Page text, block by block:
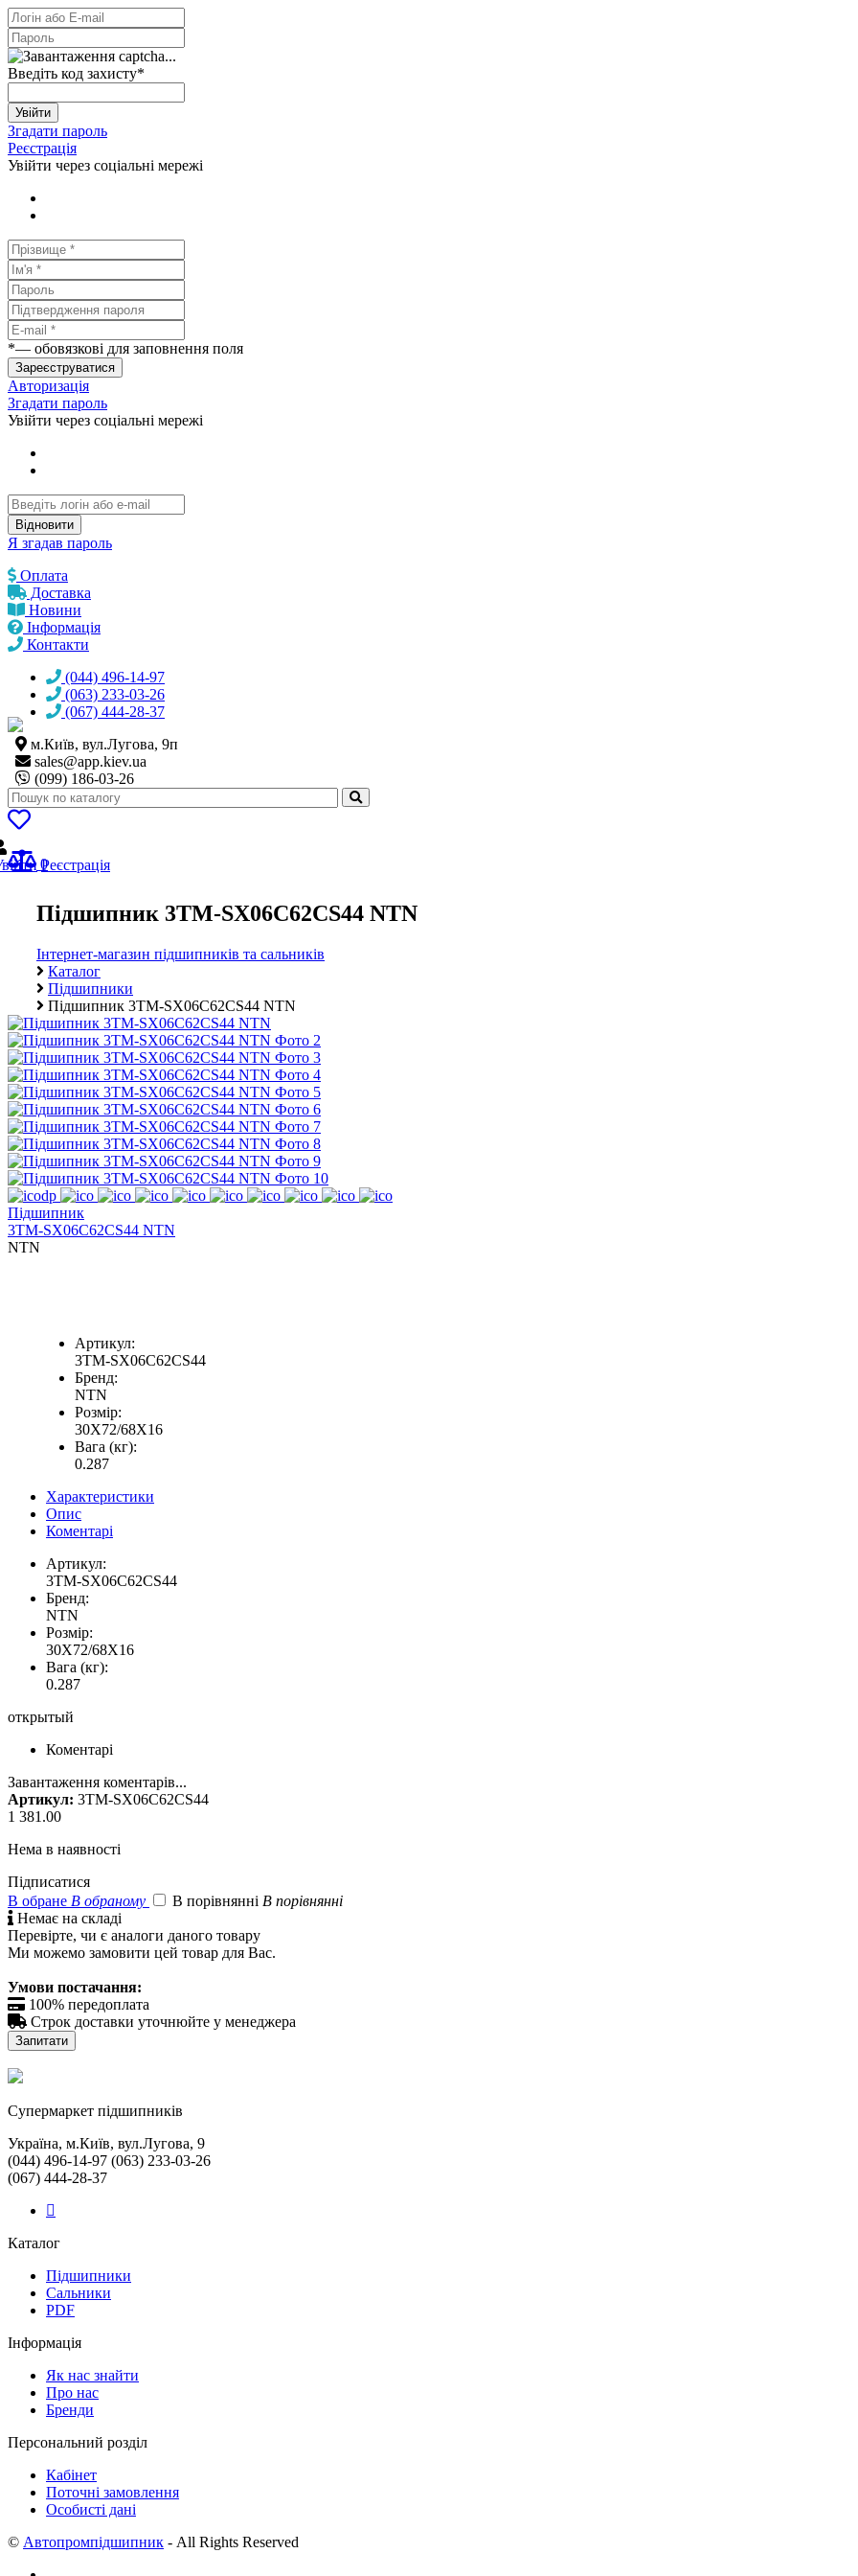
Введіть код захисту*
Увійти
Згадати пароль
Реєстрація
Увійти через соціальні мережі
*— обовязкові для заповнення поля
Зареєструватися
Авторизація
Згадати пароль
Увійти через соціальні мережі
Відновити
Я згадав пароль
Оплата
Доставка
Новини
Інформація
Контакти
(044) 496-14-97
(063) 233-03-26
(067) 444-28-37
м.Київ, вул.Лугова, 9п
sales@app.kiev.ua
(099) 186-03-26
0
Реєстрація
Підшипник 3TM-SX06C62CS44 NTN
Інтернет-магазин підшипників та сальників
Каталог
Підшипники
Підшипник 3TM-SX06C62CS44 NTN
Підшипник
3TM-SX06C62CS44 NTN
NTN
Артикул:
3TM-SX06C62CS44
Бренд:
NTN
Розмір:
30X72/68X16
Вага (кг):
0.287
Характеристики
Опис
Коментарі
Артикул:
3TM-SX06C62CS44
Бренд:
NTN
Розмір:
30X72/68X16
Вага (кг):
0.287
открытый
Коментарі
Завантаження коментарів...
Артикул: 3TM-SX06C62CS44
1 381.00
Нема в наявності
Підписатися
В обране В обраному В порівнянні В порівнянні
 Немає на складі
Перевірте, чи є аналоги даного товару
Ми можемо замовити цей товар для Вас.
Умови постачання:
 100% передоплата
 Строк доставки уточнюйте у менеджера
Запитати
Cупермаркет підшипників
Україна, м.Київ, вул.Лугова, 9
(044) 496-14-97 (063) 233-03-26
(067) 444-28-37
Каталог
Підшипники
Сальники
PDF
Інформація
Як нас знайти
Про нас
Бренди
Персональний розділ
Кабінет
Поточні замовлення
Особисті дані
© Автопромпідшипник - All Rights Reserved